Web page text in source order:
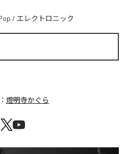
/ エレクトロニック
燈明寺かぐら